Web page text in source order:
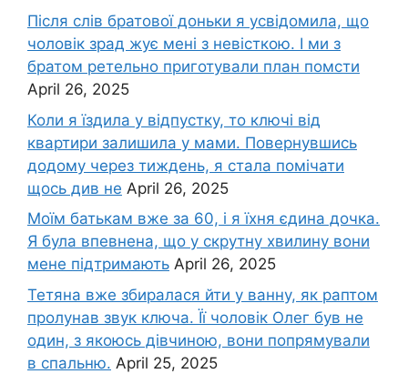
Після слів братової доньки я усвідомила, що
чоловік зpад жує мені з невісткою. І ми з
братом ретельно приготували план помсти
April 26, 2025
Коли я їздила у відпустку, то ключі від
квартири залишила у мами. Повернувшись
додому через тиждень, я стала помічати
щось див не April 26, 2025
Моїм батькам вже за 60, і я їхня єдина дочка.
Я була впевнена, що у скрутну хвилину вони
мене підтримають April 26, 2025
Тетяна вже збиралася йти у ванну, як раптом
пролунав звук ключа. Її чоловік Олег був не
один, з якоюсь дівчиною, вони попрямували
в спальню. April 25, 2025